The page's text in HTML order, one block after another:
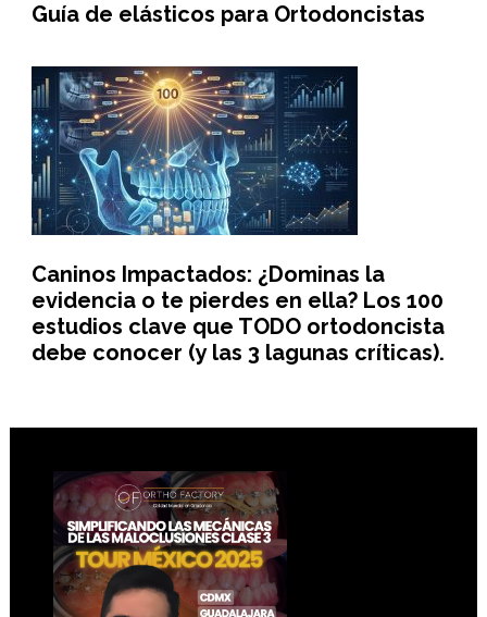
Guía de elásticos para Ortodoncistas
Caninos Impactados: ¿Dominas la
evidencia o te pierdes en ella? Los 100
estudios clave que TODO ortodoncista
debe conocer (y las 3 lagunas críticas).
Footer